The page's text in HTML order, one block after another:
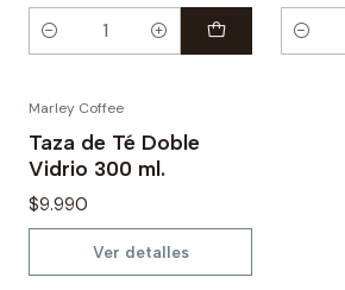
Cantidad Cantidad
Marley Coffee
Taza de Té Doble
Vidrio 300 ml.
$9.990
Ver detalles